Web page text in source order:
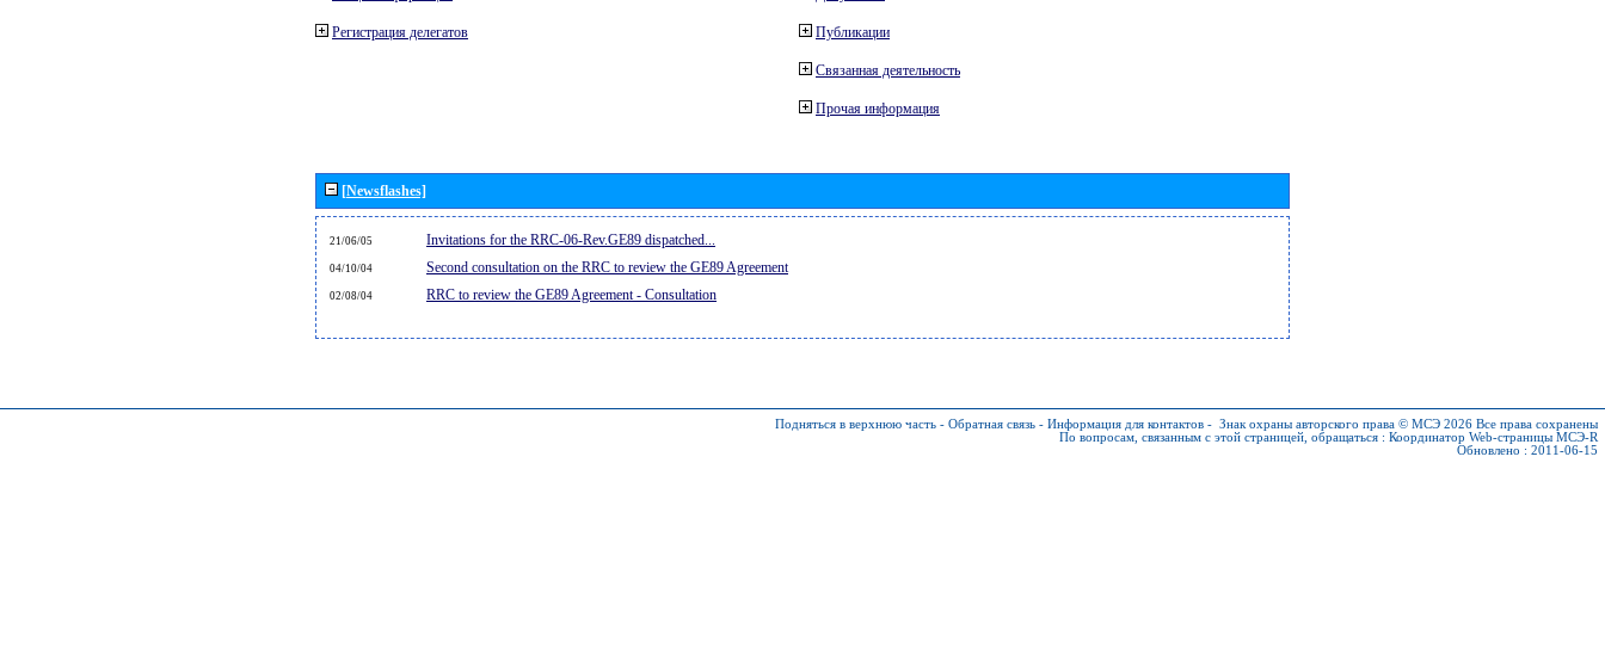
Регистрация делегатов Публикации
Связанная деятельность
Прочая информация
[Newsflashes]
21/06/05 Invitations for the RRC-06-Rev.GE89 dispatched...
04/10/04 Second consultation on the RRC to review the GE89 Agreement
02/08/04 RRC to review the GE89 Agreement - Consultation
Подняться в верхнюю часть - Обратная связь - Информация для контактов - Знак охраны авторского права © МСЭ 2026 Все права сохранены
По вопросам, связанным с этой страницей, обращаться : Координатор Web-страницы МСЭ-R
Обновлено : 2011-06-15